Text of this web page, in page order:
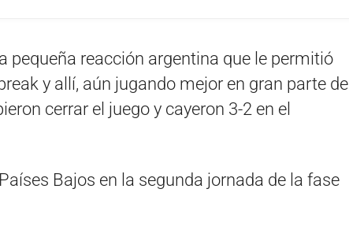
pequeña reacción argentina que le permitió
y allí, aún jugando mejor en gran parte del
cerrar el juego y cayeron 3-2 en el
Bajos en la segunda jornada de la fase